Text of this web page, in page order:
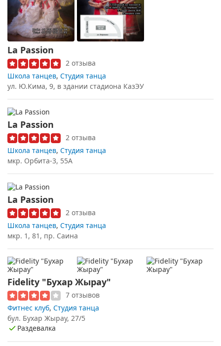
La Passion
2 отзыва
Школа танцев, Студия танца
ул. Ю.Кима, 9, в здании стадиона КазЭУ
La Passion
2 отзыва
Школа танцев, Студия танца
мкр. Орбита-3, 55А
La Passion
2 отзыва
Школа танцев, Студия танца
мкр. 1, 81, пр. Саина
Fidelity "Бухар Жырау"
7 отзывов
Фитнес клуб, Студия танца
бул. Бухар Жырау, 27/5
Раздевалка